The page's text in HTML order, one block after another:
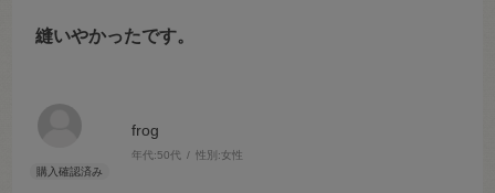
frog
年代:50代 性別:女性
縫いやかったです。